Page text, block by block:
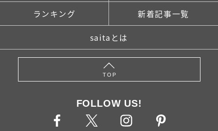
ランキング 新着記事一覧
saitaとは
TOP
FOLLOW US!